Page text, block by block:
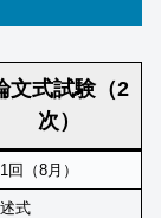
文式試験（2
次）
回（8月）
式